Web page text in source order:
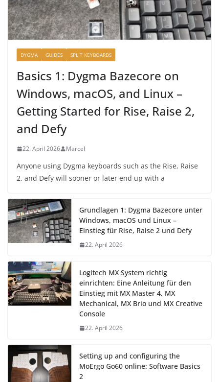
DYGMA GUIDES SPLIT KEYBOARDS
Basics 1: Dygma Bazecore on
Windows, macOS, and Linux –
Getting Started for Rise, Raise 2,
and Defy
22. April 2026 Marcel
Anyone using Dygma keyboards such as the Rise, Raise
2, and Defy will sooner or later end up with a
Grundlagen 1: Dygma Bazecore unter
Windows, macOS und Linux –
Einstieg für Rise, Raise 2 und Defy
22. April 2026
Logitech MX System richtig
einrichten: Eine Anleitung für den
Einstieg mit MX Master 4, MX
Mechanical, MX Brio und MX Creative
Console
22. April 2026
Setting up and configuring the
MoErgo Go60 online: Software Basics
2